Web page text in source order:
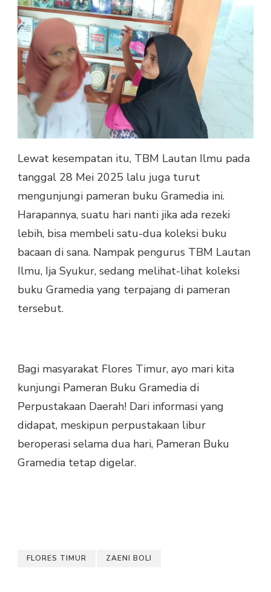
Lewat kesempatan itu, TBM Lautan Ilmu pada
tanggal 28 Mei 2025 lalu juga turut
mengunjungi pameran buku Gramedia ini.
Harapannya, suatu hari nanti jika ada rezeki
lebih, bisa membeli satu-dua koleksi buku
bacaan di sana. Nampak pengurus TBM Lautan
Ilmu, Ija Syukur, sedang melihat-lihat koleksi
buku Gramedia yang terpajang di pameran
tersebut.
Bagi masyarakat Flores Timur, ayo mari kita
kunjungi Pameran Buku Gramedia di
Perpustakaan Daerah! Dari informasi yang
didapat, meskipun perpustakaan libur
beroperasi selama dua hari, Pameran Buku
Gramedia tetap digelar.
FLORES TIMUR ZAENI BOLI